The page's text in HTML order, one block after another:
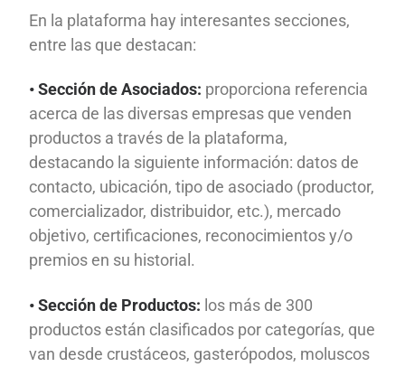
En la plataforma hay interesantes secciones,
entre las que destacan:
• Sección de Asociados: proporciona referencia
acerca de las diversas empresas que venden
productos a través de la plataforma,
destacando la siguiente información: datos de
contacto, ubicación, tipo de asociado (productor,
comercializador, distribuidor, etc.), mercado
objetivo, certificaciones, reconocimientos y/o
premios en su historial.
• Sección de Productos: los más de 300
productos están clasificados por categorías, que
van desde crustáceos, gasterópodos, moluscos